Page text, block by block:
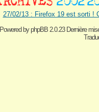
27/02/13 : Firefox 19 est sorti !
Powered byphpBB 2.0.23 Dernière